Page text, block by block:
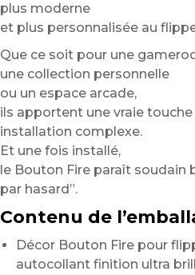
plus moderne
et plus personnalisée au
Que ce soit pour une
une collection personnelle
ou un espace arcade,
ils apportent une vraie
installation complexe.
Et une fois installé,
le Bouton Fire paraît soudain
par hasard”.
Contenu de
Décor Bouton Fire pour
autocollant finition ultra